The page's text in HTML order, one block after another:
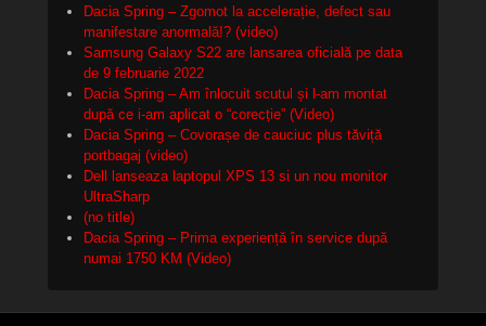
Dacia Spring – Zgomot la accelerație, defect sau
manifestare anormală!? (video)
Samsung Galaxy S22 are lansarea oficială pe data
de 9 februarie 2022
Dacia Spring – Am înlocuit scutul și l-am montat
după ce i-am aplicat o “corecție” (Video)
Dacia Spring – Covorașe de cauciuc plus tăviță
portbagaj (video)
Dell lanseaza laptopul XPS 13 si un nou monitor
UltraSharp
(no title)
Dacia Spring – Prima experiență în service după
numai 1750 KM (Video)